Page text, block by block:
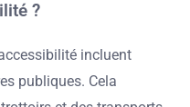
?
incluent
publiques. Cela